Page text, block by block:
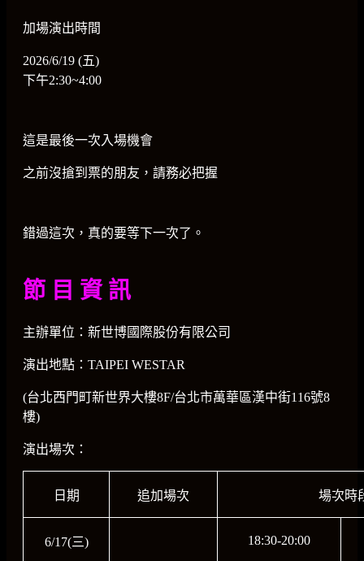
加場演出時間
2026/6/19 (五)
下午2:30~4:00
這是最後一次入場機會
之前沒搶到票的朋友，請務必把握
錯過這次，真的要等下一次了。
節 目 資 訊
主辦單位：新世博國際股份有限公司
演出地點：TAIPEI WESTAR
(台北西門町新世界大樓8F/台北市萬華區漢中街116號8
樓)
演出場次：
日期 追加場次 場次時
6/17(三) 18:30-20:00